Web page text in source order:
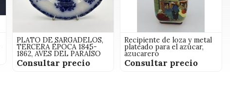
PLATO DE SARGADELOS,
TERCERA ÉPOCA 1845-
1862, AVES DEL PARAÍSO
Consultar precio
Recipiente de loza y metal
plateado para el azúcar,
azucarero
Consultar precio